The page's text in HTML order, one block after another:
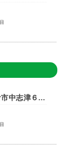
中古戸建 千葉県佐倉市中志津６丁目